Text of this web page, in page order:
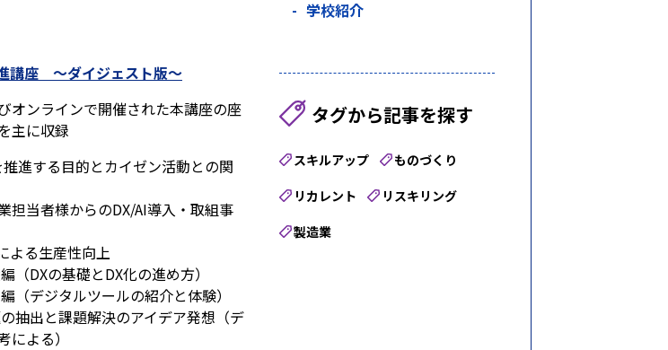
講座 ～ダイジェスト版～
オンラインで開催された本講座の座
主に収録
推進する目的とカイゼン活動との関
担当者様からのDX/AI導入・取組事
よる生産性向上
（DXの基礎とDX化の進め方）
（デジタルツールの紹介と体験）
の抽出と課題解決のアイデア発想（デ
による）
学校紹介
タグから記事を探す
スキルアップ
ものづくり
リカレント
リスキリング
製造業